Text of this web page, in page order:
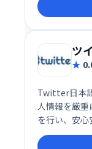
められるソー
ツ
Twitter日本
人情報を厳
を行い、安
心してご利